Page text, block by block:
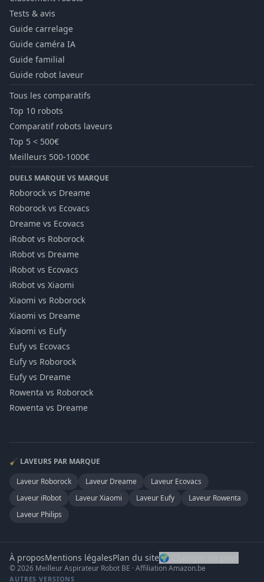
Tests & avis
Guide carrelage
Guide caméra IA
Guide familial
Guide robot laveur
Tous les comparatifs
Top 10 robots
Comparatif robots laveurs
Top 5 < 500€
Meilleurs 500-1000€
DUELS MARQUE VS MARQUE
Roborock vs Dreame
Roborock vs Ecovacs
Dreame vs Ecovacs
iRobot vs Roborock
iRobot vs Dreame
iRobot vs Ecovacs
iRobot vs Xiaomi
Xiaomi vs Roborock
Xiaomi vs Dreame
Xiaomi vs Eufy
Eufy vs Ecovacs
Eufy vs Roborock
Eufy vs Dreame
Rowenta vs Roborock
Rowenta vs Dreame
🧹 LAVEURS PAR MARQUE
Laveur Roborock Laveur Dreame Laveur Ecovacs
Laveur iRobot LaveurXiaomi Laveur Eufy Laveur Rowenta
Laveur Philips
À proposMentions légalesPlan du site🌍 Changer de pays
© 2026 Meilleur Aspirateur Robot BE · Affiliation Amazon.be
AUTRES VERSIONS